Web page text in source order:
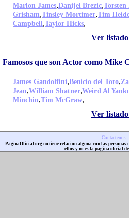
Marlon James,Danijel Brezic,Torsten
Grisham,Tinsley Mortimer,Tim
Campbell,Taylor Hicks,
Ver
Famosos que son Actor como Mike
James Gandolfini,Benicio del Toro,
Jean,William Shatner,Weird Al
Minchin,Tim McGraw,
Ver
Contactenos
PaginaOficial.org no tiene relacion alguna con las personas
ellos y no es la pagina oficial